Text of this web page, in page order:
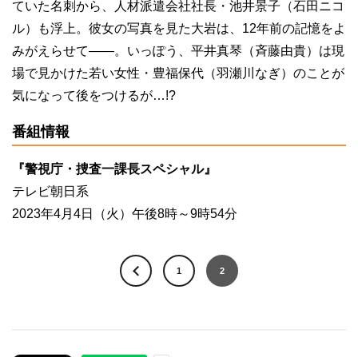
ていた名刺から、人材派遣会社社長・池井景子（石田ニコ
ル）も浮上。彼女の写真を見た大岩は、 12年前の記憶をよ
みがえらせて――。いっぽう、平井真琴（斉藤由貴）は現
場で見かけた若い女性・豊福保代（羽瀬川なぎ）のことが
気になって後をつけるが…!?
番組情報
『警視庁・捜査一課長スペシャル』
テレビ朝日系
2023年4月4日（火）午後8時～9時54分
1 2